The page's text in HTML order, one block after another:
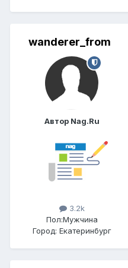
wanderer_from
Автор Nag.Ru
3.2k
Пол:Мужчина
Город: Екатеринбург